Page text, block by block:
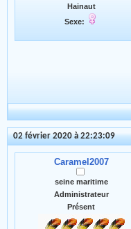
Hainaut
Sexe:
02 février 2020 à 22:23:09
Caramel2007
seine maritime
Administrateur
Présent